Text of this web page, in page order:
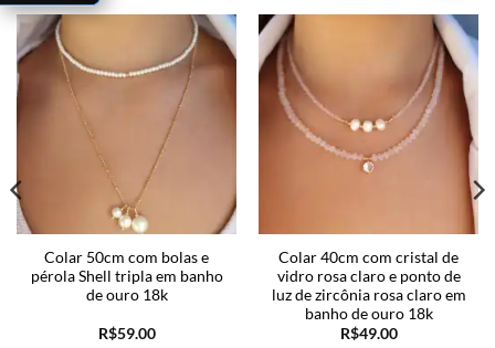
Colar 50cm com bolas e
pérola Shell tripla em banho
de ouro 18k
R$59.00
Colar 40cm com cristal de
vidro rosa claro e ponto de
luz de zircônia rosa claro em
banho de ouro 18k
R$49.00